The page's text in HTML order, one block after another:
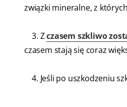
związki mineralne, z
3. Zczasem szkliwo
czasem stają się coraz
4. Jeśli po uszkodzeniu